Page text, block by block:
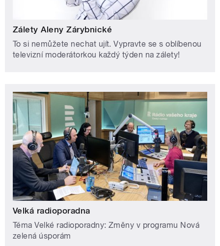
Zálety Aleny Zárybnické
To si nemůžete nechat ujít. Vypravte se s oblíbenou
televizní moderátorkou každý týden na zálety!
Velká radioporadna
Téma Velké radioporadny: Změny v programu Nová
zelená úsporám